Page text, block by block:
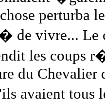
perturba
de vivre...
les
du Chevalier
avaient tous